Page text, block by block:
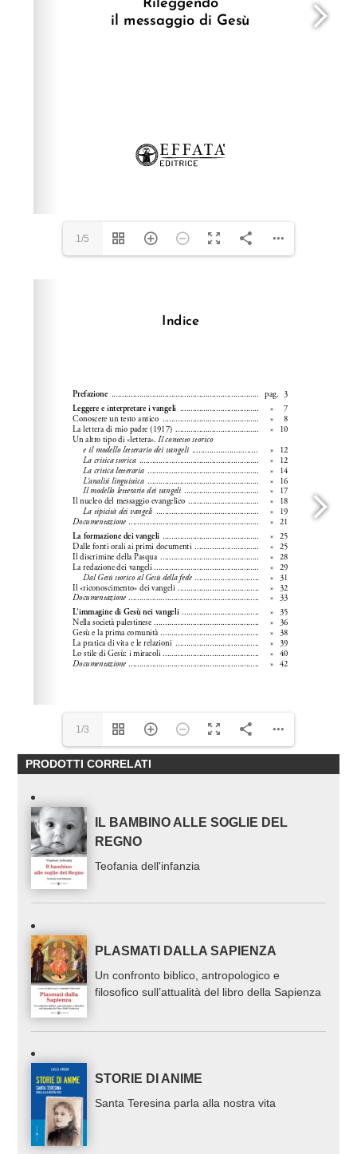
1/5
1/3
PRODOTTI CORRELATI
IL BAMBINO ALLE SOGLIE DEL
REGNO
Teofania dell'infanzia
PLASMATI DALLA SAPIENZA
Un confronto biblico, antropologico e
filosofico sull’attualità del libro della Sapienza
STORIE DI ANIME
Santa Teresina parla alla nostra vita